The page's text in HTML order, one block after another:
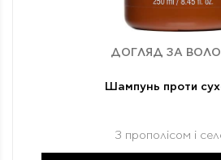
ДОГЛЯД ЗА
Шампунь проти
З прополісом і